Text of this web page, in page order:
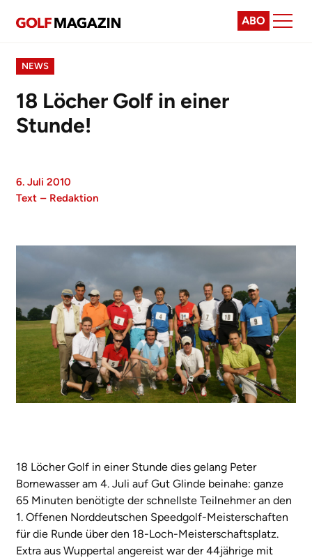
ABO
NEWS
18 Löcher Golf in einer
Stunde!
6. Juli 2010
Text – Redaktion
18 Löcher Golf in einer Stunde dies gelang Peter
Bornewasser am 4. Juli auf Gut Glinde beinahe: ganze
65 Minuten benötigte der schnellste Teilnehmer an den
1. Offenen Norddeutschen Speedgolf-Meisterschaften
für die Runde über den 18-Loch-Meisterschaftsplatz.
Extra aus Wuppertal angereist war der 44jährige mit